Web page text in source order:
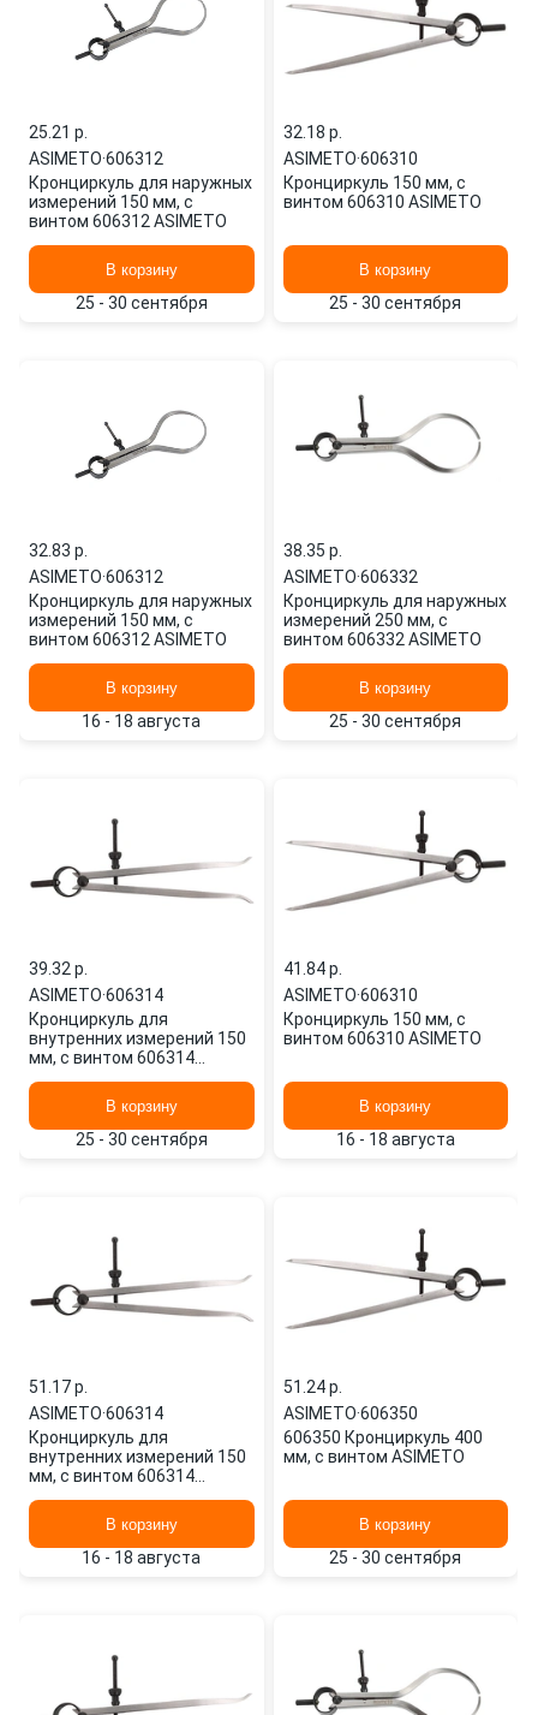
25.21 p.
ASIMETO·606312
Кронциркуль для наружных
измерений 150 мм, с
винтом 606312 ASIMETO
В корзину
25 - 30 сентября
32.18 p.
ASIMETO·606310
Кронциркуль 150 мм, с
винтом 606310 ASIMETO
В корзину
25 - 30 сентября
32.83 p.
ASIMETO·606312
Кронциркуль для наружных
измерений 150 мм, с
винтом 606312 ASIMETO
В корзину
16 - 18 августа
38.35 p.
ASIMETO·606332
Кронциркуль для наружных
измерений 250 мм, с
винтом 606332 ASIMETO
В корзину
25 - 30 сентября
39.32 p.
ASIMETO·606314
Кронциркуль для
внутренних измерений 150
мм, с винтом 606314
В корзину
25 - 30 сентября
41.84 p.
ASIMETO·606310
Кронциркуль 150 мм, с
винтом 606310 ASIMETO
В корзину
16 - 18 августа
51.17 p.
ASIMETO·606314
Кронциркуль для
внутренних измерений 150
мм, с винтом 606314
В корзину
16 - 18 августа
51.24 p.
ASIMETO·606350
606350 Кронциркуль 400
мм, с винтом ASIMETO
В корзину
25 - 30 сентября